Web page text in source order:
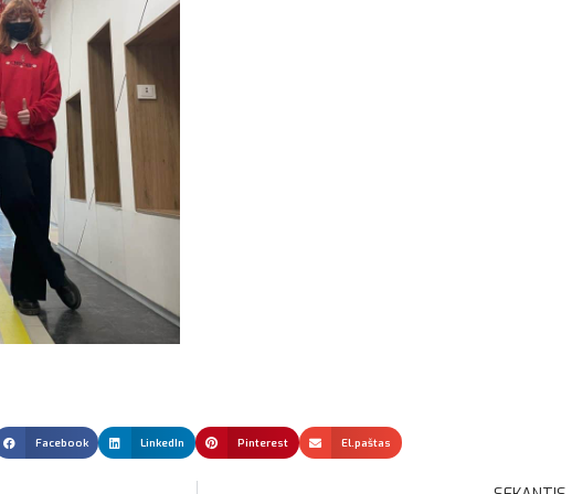
Facebook LinkedIn Pinterest El.paštas